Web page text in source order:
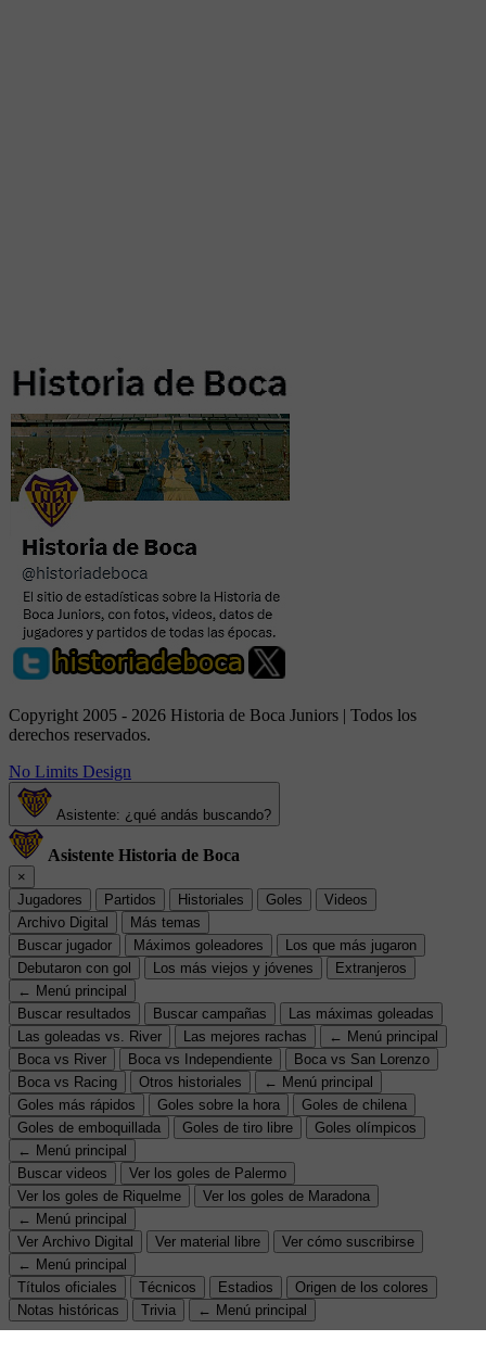
Copyright 2005 - 2026 Historia de Boca Juniors | Todos los
derechos reservados.
No Limits Design
Asistente: ¿qué andás buscando?
Asistente Historia de Boca
×
Jugadores
Partidos Historiales Goles
Videos
Archivo Digital
Más temas
Buscar jugador
Máximos goleadores
Los que más jugaron
Debutaron con gol
Los más viejos y jóvenes
Extranjeros
← Menú principal
Buscar resultados
Buscar campañas
Las máximas goleadas
Las goleadas vs. River
Las mejores rachas
← Menú principal
Boca vs River
Boca vs Independiente
Boca vs San Lorenzo
Boca vs Racing
Otros historiales
← Menú principal
Goles más rápidos
Goles sobre la hora
Goles de chilena
Goles de emboquillada
Goles de tiro libre
Goles olímpicos
← Menú principal
Buscar videos
Ver los goles de Palermo
Ver los goles de Riquelme
Ver los goles de Maradona
← Menú principal
Ver Archivo Digital
Ver material libre
Ver cómo suscribirse
← Menú principal
Títulos oficiales
Técnicos Estadios
Origen de los colores
Notas históricas
Trivia ← Menú principal